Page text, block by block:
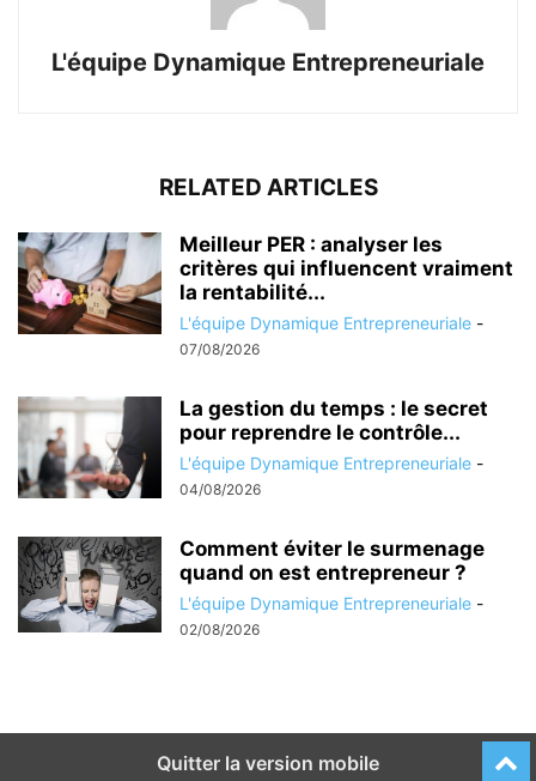
L'équipe Dynamique Entrepreneuriale
RELATED ARTICLES
Meilleur PER : analyser les
critères qui influencent vraiment
la rentabilité...
L'équipe Dynamique Entrepreneuriale -
07/08/2026
La gestion du temps : le secret
pour reprendre le contrôle...
L'équipe Dynamique Entrepreneuriale -
04/08/2026
Comment éviter le surmenage
quand on est entrepreneur ?
L'équipe Dynamique Entrepreneuriale -
02/08/2026
Quitter la version mobile